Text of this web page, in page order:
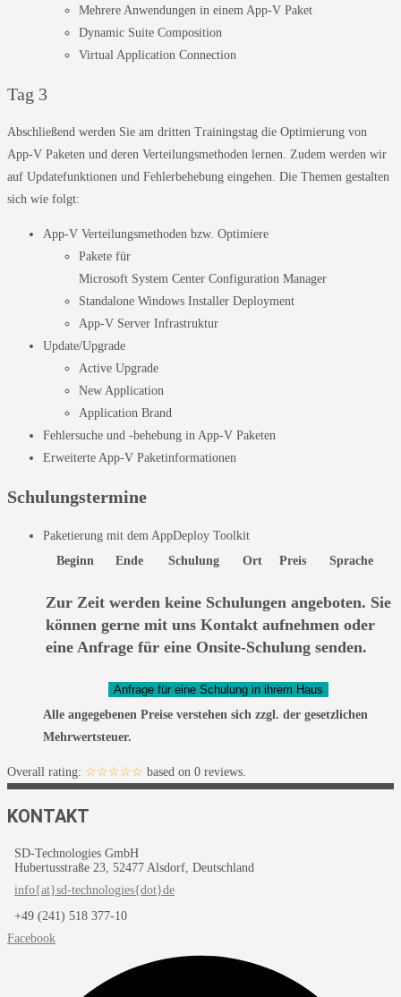
Mehrere Anwendungen in einem App-V Paket
Dynamic Suite Composition
Virtual Application Connection
Tag 3
Abschließend werden Sie am dritten Trainingstag die Optimierung von
App-V Paketen und deren Verteilungsmethoden lernen. Zudem werden wir
auf Updatefunktionen und Fehlerbehebung eingehen. Die Themen gestalten
sich wie folgt:
App-V Verteilungsmethoden bzw. Optimiere
Pakete für
Microsoft System Center Configuration Manager
Standalone Windows Installer Deployment
App-V Server Infrastruktur
Update/Upgrade
Active Upgrade
New Application
Application Brand
Fehlersuche und -behebung in App-V Paketen
Erweiterte App-V Paketinformationen
Schulungstermine
Paketierung mit dem AppDeploy Toolkit
Beginn
Ende Schulung Ort Preis Sprache
Zur Zeit werden keine Schulungen angeboten. Sie
können gerne mit uns Kontakt aufnehmen oder
eine Anfrage für eine Onsite-Schulung senden.
Alle angegebenen Preise verstehen sich zzgl. der gesetzlichen
Mehrwertsteuer.
Overall rating: ☆☆☆☆☆ based on 0 reviews.
KONTAKT
SD-Technologies GmbH
Hubertusstraße 23, 52477 Alsdorf, Deutschland
info{at}sd-technologies{dot}de
+49 (241) 518 377-10
Facebook